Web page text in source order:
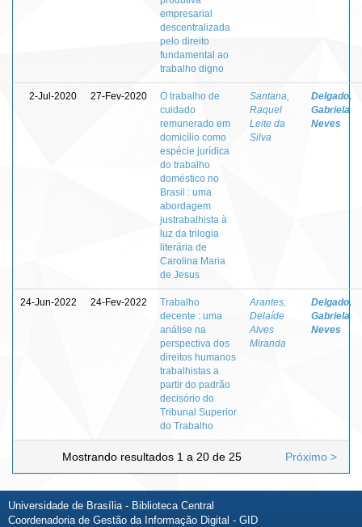
empresarial
descentralizada
pelo direito
fundamental ao
trabalho digno
2-Jul-2020 27-Fev-2020
O trabalho de
cuidado
remunerado em
domicílio como
espécie jurídica
do trabalho
doméstico no
Brasil : uma
abordagem
justrabalhista à
luz da trilogia
literária de
Carolina Maria
de Jesus
Santana,
Raquel
Leite da
Silva
Delgado,
Gabriela
Neves
24-Jun-2022 24-Fev-2022
Trabalho
decente : uma
análise na
perspectiva dos
direitos humanos
trabalhistas a
partir do padrão
decisório do
Tribunal Superior
do Trabalho
Arantes,
Delaíde
Alves
Miranda
Delgado,
Gabriela
Neves
Mostrando resultados 1 a 20 de 25 Próximo >
Universidade de Brasília - Biblioteca Central
Coordenadoria de Gestão da Informação Digital - GID